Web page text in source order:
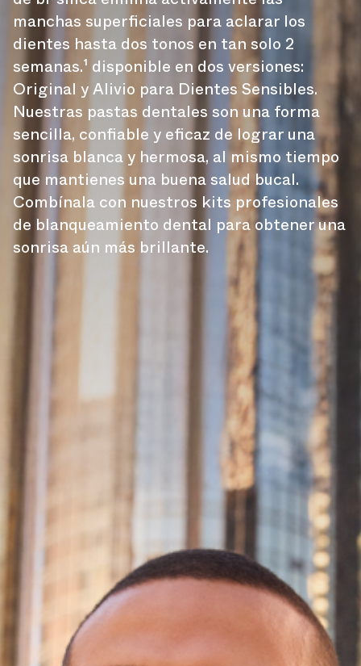
manchas superficiales para aclarar los
dientes hasta dos tonos en tan solo 2
semanas.¹ disponible en dos versiones:
Original y Alivio para Dientes Sensibles.
Nuestras pastas dentales son una forma
sencilla, confiable y eficaz de lograr una
sonrisa blanca y hermosa, al mismo tiempo
que mantienes una buena salud bucal.
Combínala con nuestros kits profesionales
de blanqueamiento dental para obtener una
sonrisa aún más brillante.